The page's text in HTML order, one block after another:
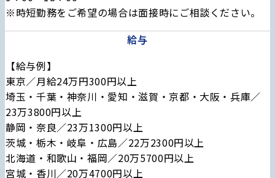
※時短勤務をご希望の場合は面接時にご相談ください。
給与
【給与例】
東京／月給24万円300円以上
埼玉・千葉・神奈川・愛知・滋賀・京都・大阪・兵庫／
23万3800円以上
静岡・奈良／23万1300円以上
茨城・栃木・岐阜・広島／22万2300円以上
北海道・和歌山・福岡／20万5700円以上
宮城・香川／20万4700円以上